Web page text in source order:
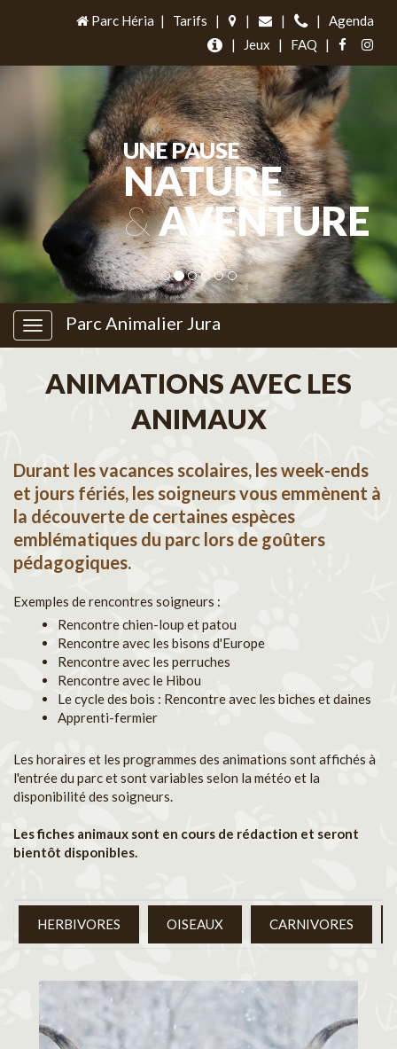
Parc Héria | Tarifs | | | |
Agenda
|
Jeux | FAQ |
UNE PAUSE
NATURE
&AVENTURE
Parc Animalier Jura
ANIMATIONS AVEC LES
ANIMAUX
Durant les vacances scolaires, les week-ends
et jours fériés, les soigneurs vous emmènent à
la découverte de certaines espèces
emblématiques du parc lors de goûters
pédagogiques.
Exemples de rencontres soigneurs :
Rencontre chien-loup et patou
Rencontre avec les bisons d'Europe
Rencontre avec les perruches
Rencontre avec le Hibou
Le cycle des bois : Rencontre avec les biches et daines
Apprenti-fermier
Les horaires et les programmes des animations sont affichés à
l'entrée du parc et sont variables selon la météo et la
disponibilité des soigneurs.
Les fiches animaux sont en cours de rédaction et seront
bientôt disponibles.
HERBIVORES OISEAUX CARNIVORES